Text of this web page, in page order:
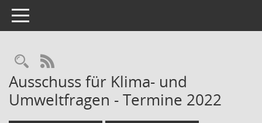
Toggle navigation
RSS-Feed
Ausschuss für Klima- und
Umweltfragen - Termine 2022